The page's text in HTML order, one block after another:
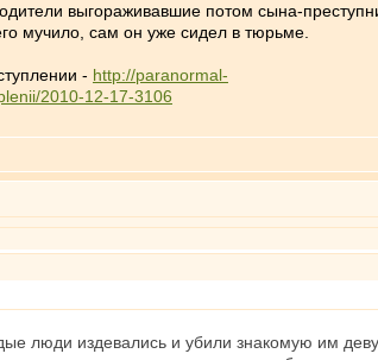
выгораживавшие потом сына-
мучило, сам он уже сидел в тюрьме.
- http://paranormal-
2010-12-17-3106
люди издевались и убили знакомую им